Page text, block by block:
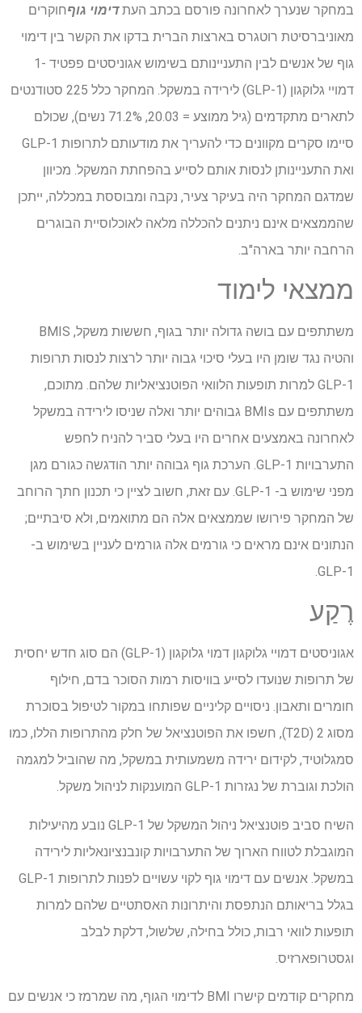
במחקר שנערך לאחרונה פורסם בכתב העתדימוי גוףחוקרים
מאוניברסיטת רוטגרס בארצות הברית בדקו את הקשר בין דימוי
גוף של אנשים לבין התעניינותם בשימוש
אגוניסטים פפטיד -1
דמויי גלוקגון (GLP-1) לירידה במשקל. המחקר כלל 225 סטודנטים
לתארים מתקדמים (גיל ממוצע = 20.03, 71.2% נשים), שכולם
סיימו סקרים מקוונים כדי להעריך את מודעותם לתרופות GLP-1
ואת התעניינותן לנסות אותם לסייע בהפחתת המשקל. מכיוון
שמדגם המחקר היה בעיקר צעיר, נקבה ומבוססת במכללה, ייתכן
שהממצאים אינם ניתנים להכללה מלאה לאוכלוסיית הבוגרים
הרחבה יותר בארה"ב.
ממצאי לימוד
משתתפים עם בושה גדולה יותר בגוף, חששות משקל, BMIS
והטיה נגד שומן היו בעלי סיכוי גבוה יותר לרצות לנסות תרופות
GLP-1 למרות תופעות הלוואי הפוטנציאליות שלהם. מתוכם,
משתתפים עם BMIs גבוהים יותר ואלה שניסו לירידה במשקל
לאחרונה באמצעים אחרים היו בעלי סביר להניח לחפש
התערבויות GLP-1. הערכת גוף גבוהה יותר הודגשה כגורם מגן
מפני שימוש ב- GLP-1. עם זאת, חשוב לציין כי תכנון חתך הרוחב
של המחקר פירושו שממצאים אלה הם מתואמים, ולא סיבתיים;
הנתונים אינם מראים כי גורמים אלה גורמים לעניין בשימוש ב-
GLP-1.
רֶקַע
אגוניסטים דמויי גלוקגון דמוי גלוקגון (GLP-1) הם סוג חדש יחסית
של תרופות שנועדו לסייע בוויסות רמות הסוכר בדם, חילוף
חומרים ותאבון. ניסויים קליניים שפותחו במקור לטיפול בסוכרת
מסוג 2 (T2D), חשפו את הפוטנציאל של חלק מהתרופות הללו, כמו
סמגלוטיד, לקידום ירידה משמעותית במשקל, מה שהוביל למגמה
הולכת וגוברת של נגזרות GLP-1 המוענקות לניהול משקל.
השיח סביב פוטנציאל ניהול המשקל של GLP-1 נובע מהיעילות
המוגבלת לטווח הארוך של התערבויות קונבנציונאליות לירידה
במשקל. אנשים עם דימוי גוף לקוי עשויים לפנות לתרופות GLP-1
בגלל בריאותם הנתפסת והיתרונות האסתטיים שלהם למרות
תופעות לוואי רבות, כולל בחילה, שלשול, דלקת לבלב
וגסטרופארזיס.
מחקרים קודמים קישרו BMI לדימוי הגוף, מה שמרמז כי אנשים עם